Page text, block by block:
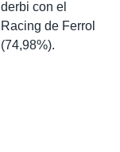
derbi con el
Racing de Ferrol
(74,98%).